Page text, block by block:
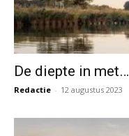
De diepte in met…
Redactie - 12 augustus 2023